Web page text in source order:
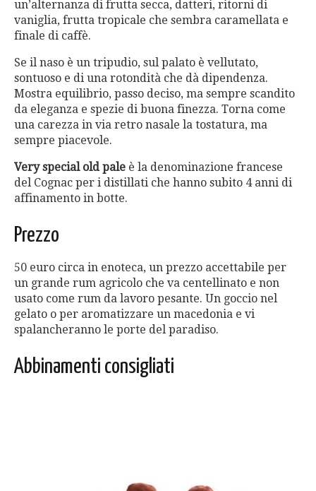
un’alternanza di frutta secca, datteri, ritorni di
vaniglia, frutta tropicale che sembra caramellata e
finale di caffè.
Se il naso è un tripudio, sul palato è vellutato,
sontuoso e di una rotondità che dà dipendenza.
Mostra equilibrio, passo deciso, ma sempre scandito
da eleganza e spezie di buona finezza. Torna come
una carezza in via retro nasale la tostatura, ma
sempre piacevole.
Very special old pale è la denominazione francese
del Cognac per i distillati che hanno subito 4 anni di
affinamento in botte.
Prezzo
50 euro circa in enoteca, un prezzo accettabile per
un grande rum agricolo che va centellinato e non
usato come rum da lavoro pesante. Un goccio nel
gelato o per aromatizzare un macedonia e vi
spalancheranno le porte del paradiso.
Abbinamenti consigliati